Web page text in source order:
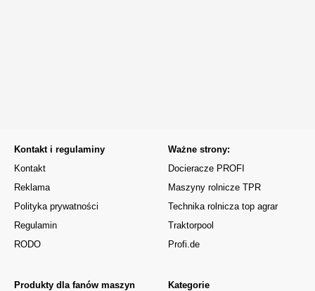
Kontakt i regulaminy
Kontakt
Reklama
Polityka prywatności
Regulamin
RODO
Kategorie
Produkty dla fanów maszyn
Ważne strony:
Docieracze PROFI
Maszyny rolnicze TPR
Technika rolnicza top agrar
Traktorpool
Profi.de